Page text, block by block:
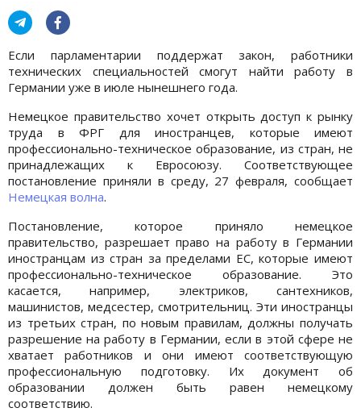
Если парламентарии поддержат закон, работники
технических специальностей смогут найти работу в
Германии уже в июле нынешнего года.
Немецкое правительство хочет открыть доступ к рынку
труда в ФРГ для иностранцев, которые имеют
профессионально-техническое образование, из стран, не
принадлежащих к Евросоюзу. Соответствующее
постановление приняли в среду, 27 февраля, сообщает
Немецкая волна.
Постановление, которое приняло немецкое
правительство, разрешает право на работу в Германии
иностранцам из стран за пределами ЕС, которые имеют
профессионально-техническое образование. Это
касается, например, электриков, сантехников,
машинистов, медсестер, смотрительниц. Эти иностранцы
из третьих стран, по новым правилам, должны получать
разрешение на работу в Германии, если в этой сфере не
хватает работников и они имеют соответствующую
профессиональную подготовку. Их документ об
образовании должен быть равен немецкому
соответствию.